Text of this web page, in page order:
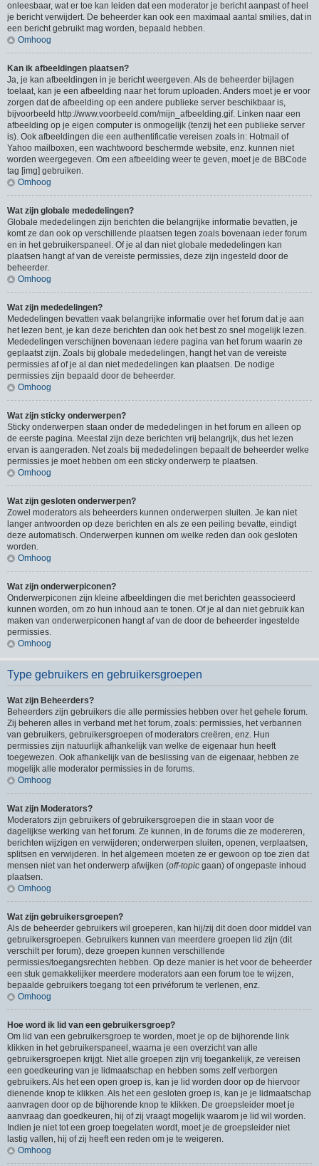
onleesbaar, wat er toe kan leiden dat een moderator je bericht aanpast of heel
je bericht verwijdert. De beheerder kan ook een maximaal aantal smilies, dat in
een bericht gebruikt mag worden, bepaald hebben.
Omhoog
Kan ik afbeeldingen plaatsen?
Ja, je kan afbeeldingen in je bericht weergeven. Als de beheerder bijlagen
toelaat, kan je een afbeelding naar het forum uploaden. Anders moet je er voor
zorgen dat de afbeelding op een andere publieke server beschikbaar is,
bijvoorbeeld http://www.voorbeeld.com/mijn_afbeelding.gif. Linken naar een
afbeelding op je eigen computer is onmogelijk (tenzij het een publieke server
is). Ook afbeeldingen die een authentificatie vereisen zoals in: Hotmail of
Yahoo mailboxen, een wachtwoord beschermde website, enz. kunnen niet
worden weergegeven. Om een afbeelding weer te geven, moet je de BBCode
tag [img] gebruiken.
Omhoog
Wat zijn globale mededelingen?
Globale mededelingen zijn berichten die belangrijke informatie bevatten, je
komt ze dan ook op verschillende plaatsen tegen zoals bovenaan ieder forum
en in het gebruikerspaneel. Of je al dan niet globale mededelingen kan
plaatsen hangt af van de vereiste permissies, deze zijn ingesteld door de
beheerder.
Omhoog
Wat zijn mededelingen?
Mededelingen bevatten vaak belangrijke informatie over het forum dat je aan
het lezen bent, je kan deze berichten dan ook het best zo snel mogelijk lezen.
Mededelingen verschijnen bovenaan iedere pagina van het forum waarin ze
geplaatst zijn. Zoals bij globale mededelingen, hangt het van de vereiste
permissies af of je al dan niet mededelingen kan plaatsen. De nodige
permissies zijn bepaald door de beheerder.
Omhoog
Wat zijn sticky onderwerpen?
Sticky onderwerpen staan onder de mededelingen in het forum en alleen op
de eerste pagina. Meestal zijn deze berichten vrij belangrijk, dus het lezen
ervan is aangeraden. Net zoals bij mededelingen bepaalt de beheerder welke
permissies je moet hebben om een sticky onderwerp te plaatsen.
Omhoog
Wat zijn gesloten onderwerpen?
Zowel moderators als beheerders kunnen onderwerpen sluiten. Je kan niet
langer antwoorden op deze berichten en als ze een peiling bevatte, eindigt
deze automatisch. Onderwerpen kunnen om welke reden dan ook gesloten
worden.
Omhoog
Wat zijn onderwerpiconen?
Onderwerpiconen zijn kleine afbeeldingen die met berichten geassocieerd
kunnen worden, om zo hun inhoud aan te tonen. Of je al dan niet gebruik kan
maken van onderwerpiconen hangt af van de door de beheerder ingestelde
permissies.
Omhoog
Type gebruikers en gebruikersgroepen
Wat zijn Beheerders?
Beheerders zijn gebruikers die alle permissies hebben over het gehele forum.
Zij beheren alles in verband met het forum, zoals: permissies, het verbannen
van gebruikers, gebruikersgroepen of moderators creëren, enz. Hun
permissies zijn natuurlijk afhankelijk van welke de eigenaar hun heeft
toegewezen. Ook afhankelijk van de beslissing van de eigenaar, hebben ze
mogelijk alle moderator permissies in de forums.
Omhoog
Wat zijn Moderators?
Moderators zijn gebruikers of gebruikersgroepen die in staan voor de
dagelijkse werking van het forum. Ze kunnen, in de forums die ze modereren,
berichten wijzigen en verwijderen; onderwerpen sluiten, openen, verplaatsen,
splitsen en verwijderen. In het algemeen moeten ze er gewoon op toe zien dat
mensen niet van het onderwerp afwijken (off-topic gaan) of ongepaste inhoud
plaatsen.
Omhoog
Wat zijn gebruikersgroepen?
Als de beheerder gebruikers wil groeperen, kan hij/zij dit doen door middel van
gebruikersgroepen. Gebruikers kunnen van meerdere groepen lid zijn (dit
verschilt per forum), deze groepen kunnen verschillende
permissies/toegangsrechten hebben. Op deze manier is het voor de beheerder
een stuk gemakkelijker meerdere moderators aan een forum toe te wijzen,
bepaalde gebruikers toegang tot een privéforum te verlenen, enz.
Omhoog
Hoe word ik lid van een gebruikersgroep?
Om lid van een gebruikersgroep te worden, moet je op de bijhorende link
klikken in het gebruikerspaneel, waarna je een overzicht van alle
gebruikersgroepen krijgt. Niet alle groepen zijn vrij toegankelijk, ze vereisen
een goedkeuring van je lidmaatschap en hebben soms zelf verborgen
gebruikers. Als het een open groep is, kan je lid worden door op de hiervoor
dienende knop te klikken. Als het een gesloten groep is, kan je je lidmaatschap
aanvragen door op de bijhorende knop te klikken. De groepsleider moet je
aanvraag dan goedkeuren, hij of zij vraagt mogelijk waarom je lid wil worden.
Indien je niet tot een groep toegelaten wordt, moet je de groepsleider niet
lastig vallen, hij of zij heeft een reden om je te weigeren.
Omhoog